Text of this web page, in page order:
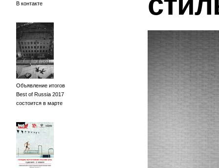
В контакте
Объявление итогов
Best of Russia 2017
состоится в марте